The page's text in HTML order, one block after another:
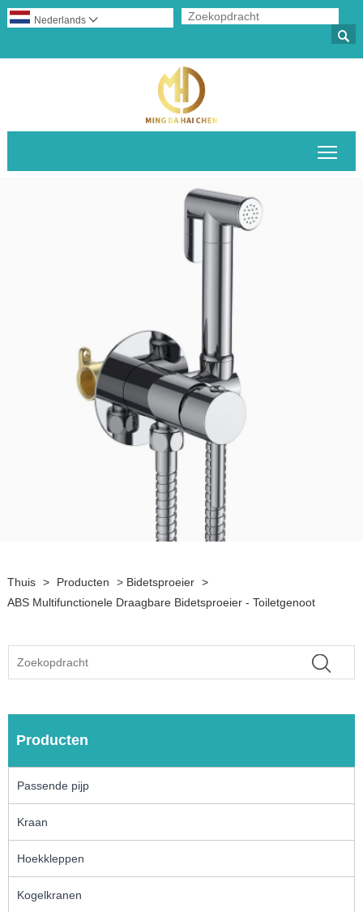

Nederlands 
Thuis > Producten > Bidetsproeier >
ABS Multifunctionele Draagbare Bidetsproeier - Toiletgenoot
Producten
Passende pijp
Kraan
Hoekkleppen
Kogelkranen